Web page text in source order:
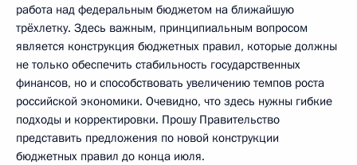
работа над федеральным бюджетом на ближайшую
трёхлетку. Здесь важным, принципиальным вопросом
является конструкция бюджетных правил, которые должны
не только обеспечить стабильность государственных
финансов, но и способствовать увеличению темпов роста
российской экономики. Очевидно, что здесь нужны гибкие
подходы и корректировки. Прошу Правительство
представить предложения по новой конструкции
бюджетных правил до конца июля.